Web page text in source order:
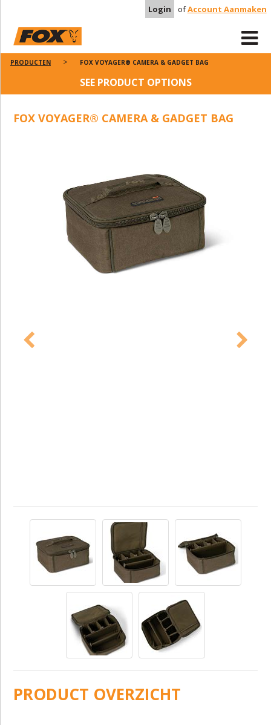
Login ofAccount Aanmaken
PRODUCTEN FOX VOYAGER® CAMERA & GADGET BAG
SEE PRODUCT OPTIONS
FOX VOYAGER® CAMERA & GADGET BAG
PRODUCT OVERZICHT